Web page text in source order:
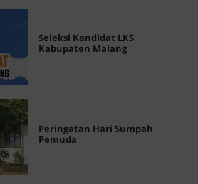
Seleksi Kandidat LKS
Kabupaten Malang
Peringatan Hari Sumpah
Pemuda